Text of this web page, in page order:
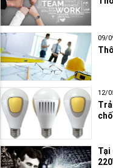
09/
12/
Tại